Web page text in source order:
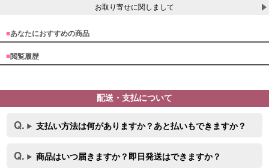
お取り寄せに関しまして
■あなたにおすすめの商品
■閲覧履歴
配送・支払について
支払い方法は何がありますか？あと払いもできますか？
商品はいつ届きますか？即日発送はできますか？